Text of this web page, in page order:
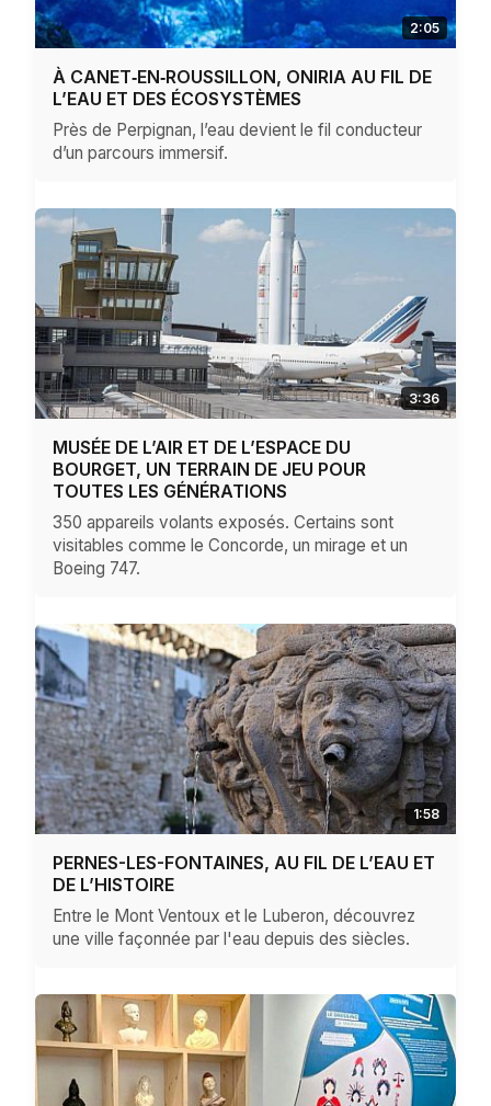
2:05
À CANET‑EN‑ROUSSILLON, ONIRIA AU FIL DE
L’EAU ET DES ÉCOSYSTÈMES
Près de Perpignan, l’eau devient le fil conducteur
d’un parcours immersif.
3:36
MUSÉE DE L’AIR ET DE L’ESPACE DU
BOURGET, UN TERRAIN DE JEU POUR
TOUTES LES GÉNÉRATIONS
350 appareils volants exposés. Certains sont
visitables comme le Concorde, un mirage et un
Boeing 747.
1:58
PERNES-LES-FONTAINES, AU FIL DE L’EAU ET
DE L’HISTOIRE
Entre le Mont Ventoux et le Luberon, découvrez
une ville façonnée par l'eau depuis des siècles.